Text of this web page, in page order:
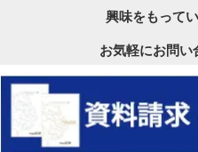
興味をもって
お気軽にお問い